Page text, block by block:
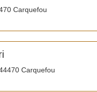
Carquefou
Carquefou